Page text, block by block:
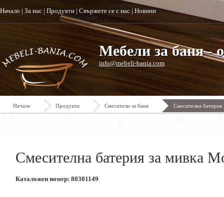
Начало | За нас | Продукти | Свържете се с нас | Новини
Мебели за баня -
info@mebeli-bania.com
Начало Продукти Смесители за баня Смесителна
Смесителна батерия за мивка
Каталожен номер: 80301149